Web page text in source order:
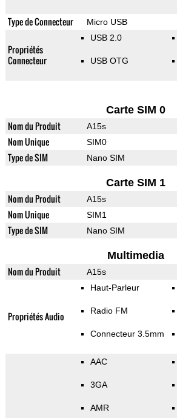
Type de Connecteur Micro USB
Propriétés
Connecteur
USB 2.0
USB OTG
Carte SIM 0
Nom du Produit A15s
Nom Unique SIM0
Type de SIM Nano SIM
Carte SIM 1
Nom du Produit A15s
Nom Unique SIM1
Type de SIM Nano SIM
Multimedia
Nom du Produit A15s
Propriétés Audio
Haut-Parleur
Radio FM
Connecteur 3.5mm
AAC
3GA
AMR